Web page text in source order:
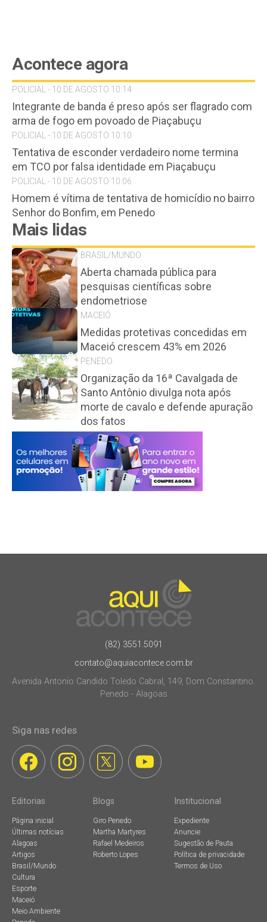
Acontece agora
POLICIAL - 10 DE AGOSTO 10:14
Integrante de banda é preso após ser flagrado com
arma de fogo em povoado de Piaçabuçu
POLICIAL - 10 DE AGOSTO 10:10
Tentativa de esconder verdadeiro nome termina
em TCO por falsa identidade em Piaçabuçu
POLICIAL - 10 DE AGOSTO 10:06
Homem é vítima de tentativa de homicídio no bairro
Senhor do Bonfim, em Penedo
Mais lidas
BRASIL/MUNDO
Aberta chamada pública para
pesquisas científicas sobre
endometriose
MACEIÓ
Medidas protetivas concedidas em
Maceió crescem 43% em 2026
PENEDO
Organização da 16ª Cavalgada de
Santo Antônio divulga nota após
morte de cavalo e defende apuração
dos fatos
(82) 3551.5091
contato@aquiacontece.com.br
Avenida Antonio Candido Toledo Cabral, 149, Dom Constantino.
Penedo - Alagoas
Siga nas redes
Editorias
Página inicial
Últimas notícias
Alagoas
Artigos
Brasil/Mundo
Cultura
Esporte
Maceió
Meio Ambiente
Blogs
Giro Penedo
Martha Martyres
Rafael Medeiros
Roberto Lopes
Institucional
Expediente
Anuncie
Sugestão de Pauta
Política de privacidade
Termos de Uso